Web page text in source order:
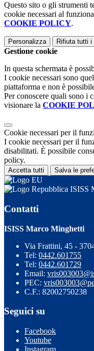
Questo sito o gli strumenti
cookie necessari al
COOKIE POLICY.
Personalizza Rifiuta tutti i
Gestione cookie
In questa schermata è
I cookie necessari sono
piattaforma e non è
Per conoscere quali sono i
visionare la COOKIE
Cookie necessari per il
I cookie necessari per il
disabilitati. È possibile
policy.
Accetta tutti Salva le
ISISS
Contatti
ISISS Marco Minghetti
Via Frattini, 45 -
Tel: 0442.601755
Tel: 0442.601729
Email:
PEC:
C.F.: 82002750238
Seguici su
Facebook
Youtube
Instagram